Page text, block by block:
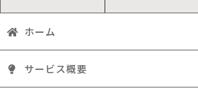
ホーム
サービス概要